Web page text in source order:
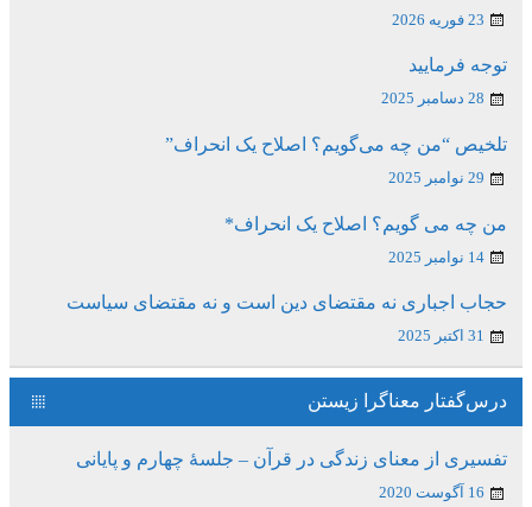
23 فوریه 2026
توجه فرمایید
28 دسامبر 2025
تلخیص “من چه می‌گویم؟ اصلاح یک انحراف”
29 نوامبر 2025
من چه می گویم؟ اصلاح یک انحراف*
14 نوامبر 2025
حجاب اجباری نه مقتضای دین است و نه مقتضای سیاست
31 اکتبر 2025
درس‌گفتار معناگرا زیستن
تفسیری از معنای زندگی در قرآن – جلسۀ چهارم و پایانی
16 آگوست 2020